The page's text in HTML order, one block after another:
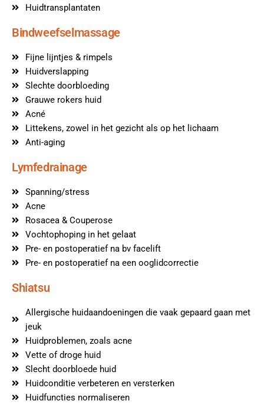
Huidtransplantaten
Bindweefselmassage
Fijne lijntjes & rimpels
Huidverslapping
Slechte doorbloeding
Grauwe rokers huid
Acné
Littekens, zowel in het gezicht als op het lichaam
Anti-aging
Lymfedrainage
Spanning/stress
Acne
Rosacea & Couperose
Vochtophoping in het gelaat
Pre- en postoperatief na bv facelift
Pre- en postoperatief na een ooglidcorrectie
Shiatsu
Allergische huidaandoeningen die vaak gepaard gaan met
jeuk
Huidproblemen, zoals acne
Vette of droge huid
Slecht doorbloede huid
Huidconditie verbeteren en versterken
Huidfuncties normaliseren